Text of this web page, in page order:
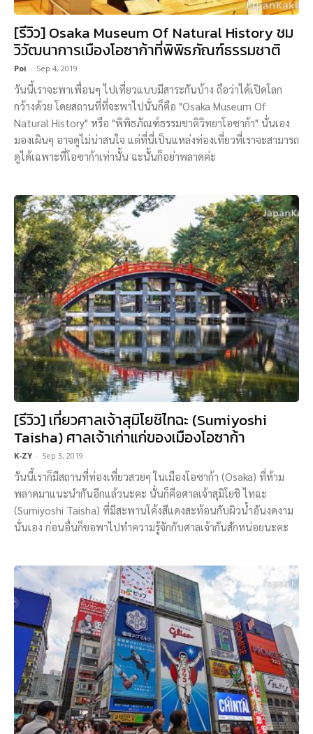
[รีวิว] Osaka Museum Of Natural History ชม
วิวัฒนาการเมืองโอซาก้าที่พิพิธภัณฑ์ธรรมชาติ
Poi - Sep 4, 2019
วันนี้เราจะพาเพื่อนๆ ไปเที่ยวแบบมีสาระกันบ้าง ถือว่าได้เปิดโลก
กว้างด้วย โดยสถานที่ที่จะพาไปนั่นก็คือ "Osaka Museum Of
Natural History" หรือ "พิพิธภัณฑ์ธรรมชาติวิทยาโอซาก้า" นั่นเอง
มองเผินๆ อาจดูไม่น่าสนใจ แต่ที่นี่เป็นแหล่งท่องเที่ยวที่เราจะสามารถ
ดูได้เฉพาะที่โอซาก้าเท่านั้น ฉะนั้นก็อย่าพลาดค่ะ
[รีวิว] เที่ยวศาลเจ้าสุมิโยชิไทฉะ (Sumiyoshi
Taisha) ศาลเจ้าเก่าแก่ของเมืองโอซาก้า
K-ZY - Sep 3, 2019
วันนี้เราก็มีสถานที่ท่องเที่ยวสวยๆ ในเมืองโอซาก้า (Osaka) ที่ห้าม
พลาดมาแนะนำกันอีกแล้วนะคะ นั่นก็คือศาลเจ้าสุมิโยชิ ไทฉะ
(Sumiyoshi Taisha) ที่มีสะพานโค้งสีแดงสะท้อนกับผิวน้ำอันงดงาม
นั่นเอง ก่อนอื่นก็ขอพาไปทำความรู้จักกับศาลเจ้ากันสักหน่อยนะคะ